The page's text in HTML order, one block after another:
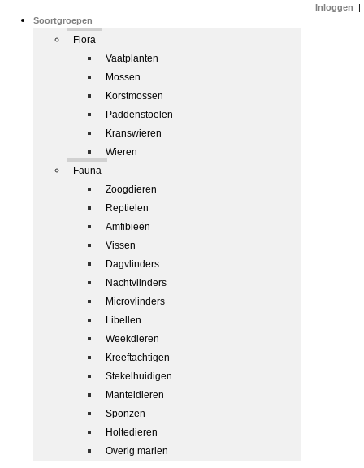
Soortgroepen
Flora
Vaatplanten
Mossen
Korstmossen
Paddenstoelen
Kranswieren
Wieren
Fauna
Zoogdieren
Reptielen
Amfibieën
Vissen
Dagvlinders
Nachtvlinders
Microvlinders
Libellen
Weekdieren
Kreeftachtigen
Stekelhuidigen
Manteldieren
Sponzen
Holtedieren
Overig marien
Inloggen |